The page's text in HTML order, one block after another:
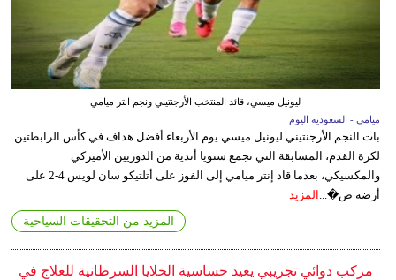
ليونيل ميسي، قائد المنتخب الأرجنتيني ونجم انتر ميامي
ميامي - السعوديه اليوم
بات النجم الأرجنتيني ليونيل ميسي يوم الأربعاء أفضل هداف في كأس الرابطتين
لكرة القدم، المسابقة التي تجمع سنويا أندية من الدوريين الأميركي
والمكسيكي، بعدما قاد إنتر ميامي إلى الفوز على أتلتيكو سان لويس 4-2 على
أرضه ض�... المزيد
المزيد من التحقيقات السياحية
مركب دوائي تجريبي يعيد حساسية الخلايا السرطانية للعلاج في